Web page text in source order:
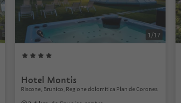
1/17
Hotel Montis
Riscone, Brunico, Regione dolomitica Plan de Corones